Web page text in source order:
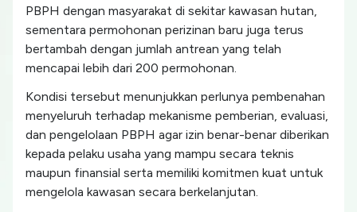
PBPH dengan masyarakat di sekitar kawasan hutan,
sementara permohonan perizinan baru juga terus
bertambah dengan jumlah antrean yang telah
mencapai lebih dari 200 permohonan.
Kondisi tersebut menunjukkan perlunya pembenahan
menyeluruh terhadap mekanisme pemberian, evaluasi,
dan pengelolaan PBPH agar izin benar-benar diberikan
kepada pelaku usaha yang mampu secara teknis
maupun finansial serta memiliki komitmen kuat untuk
mengelola kawasan secara berkelanjutan.